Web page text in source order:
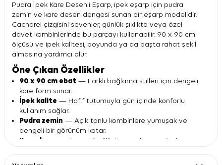
Pudra İpek Kare Desenli Eşarp, ipek eşarp için pudra
zemin ve kare desen dengesi sunan bir eşarp modelidir.
Cacharel çizgisini sevenler, günlük şıklıkta veya özel
davet kombinlerinde bu parçayı kullanabilir. 90 x 90 cm
ölçüsü ve ipek kalitesi, boyunda ya da başta rahat şekil
almasına yardımcı olur.
Öne Çıkan Özellikler
90 x 90 cm ebat — Farklı bağlama stilleri için dengeli
kare form sunar.
İpek kalite — Hafif tutumuyla gün içinde konforlu
kullanım sağlar.
Pudra zemin — Açık tonlu kombinlere yumuşak ve
dengeli bir görünüm katar.
Kare desen
— İç mekân illüstrasyonları ve çiçek